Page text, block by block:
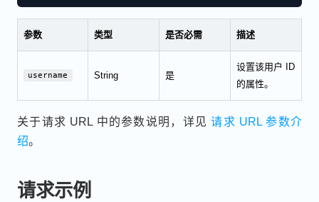
参数 类型 是否必需 描述
username String 是
设置该用户 ID
的属性。
关于请求 URL 中的参数说明，详见请求 URL 参数介
绍。
请求示例